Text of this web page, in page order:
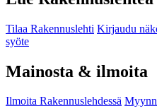
Tilaa Rakennuslehti Kirjaudu
syöte
Mainosta & ilmoita
Ilmoita Rakennuslehdessä